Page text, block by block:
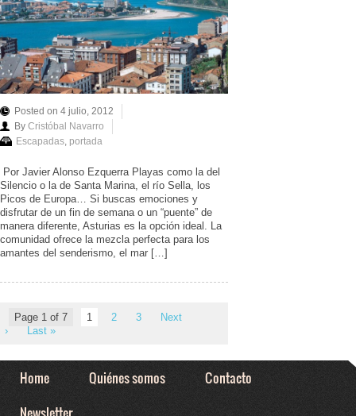
Posted on 4 julio, 2012
By Cristóbal Navarro
Escapadas portada
Por Javier Alonso Ezquerra Playas como la del
Silencio o la de Santa Marina, el río Sella, los
Picos de Europa… Si buscas emociones y
disfrutar de un fin de semana o un “puente” de
manera diferente, Asturias es la opción ideal. La
comunidad ofrece la mezcla perfecta para los
amantes del senderismo, el mar […]
Page 1 of 7 1 2 3
Next
›
Last »
Home Quiénes somos
Contacto
Newsletter